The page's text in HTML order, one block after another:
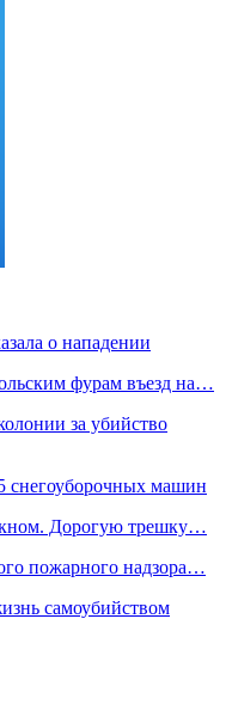
о нападении
фурам въезд на…
за убийство
снегоуборочных машин
Дорогую трешку…
пожарного надзора…
самоубийством